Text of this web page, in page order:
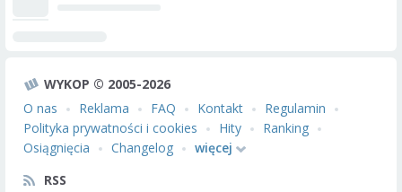
WYKOP © 2005-2026
O nas
Reklama FAQ Kontakt
Regulamin
Polityka prywatności i cookies
Hity
Ranking
Osiągnięcia
Changelog
więcej
RSS